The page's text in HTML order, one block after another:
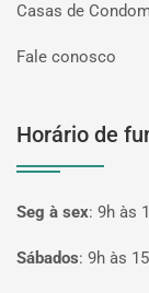
Casas de
Fale conosco
Horário de
Seg à sex: 9h às
Sábados: 9h às